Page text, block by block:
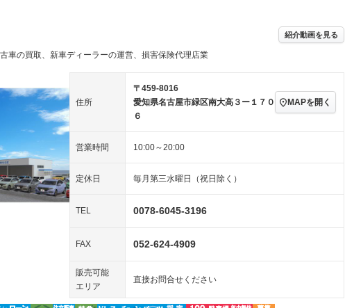
センターデフロック
装備略号／用語解説
キーレス
－ HID(キセノンライト) － ポータブルナビ
スマートキー
パワーシート 3列シート ベンチシート
チップアップシート
－ ウォークスルー
－ シートエアコン 全周囲カメラ
エアサスペンション
紹介動画を見る
車の買取、新車ディーラーの運営、損害保険代理店業
住所
〒459-8016
愛知県名古屋市緑区南大高３ー１７０
６
MAPを開く
営業時間 10:00～20:00
定休日 毎月第三水曜日（祝日除く）
TEL 0078-6045-3196
FAX 052-624-4909
販売可能
エリア
直接お問合せください